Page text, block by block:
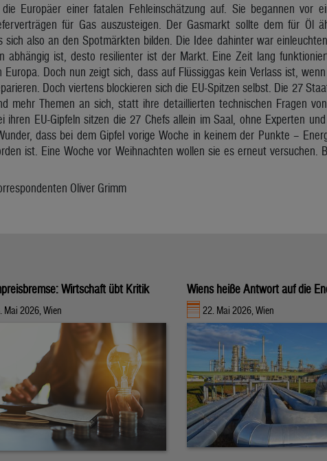
Europäer einer fatalen Fehleinschätzung auf. Sie begannen vor
für Gas auszusteigen. Der Gasmarkt sollte dem für Öl
sich also an den Spotmärkten bilden. Die Idee dahinter war
abhängig ist, desto resilienter ist der Markt. Eine Zeit lang
Europa. Doch nun zeigt sich, dass auf Flüssiggas kein Verlass ist,
Doch viertens blockieren sich die EU-Spitzen selbst. Die 27
mehr Themen an sich, statt ihre detaillierten technischen Fragen
ihren EU-Gipfeln sitzen die 27 Chefs allein im Saal, ohne Experten
dass bei dem Gipfel vorige Woche in keinem der Punkte –
ist. Eine Woche vor Weihnachten wollen sie es erneut versuchen.
Oliver Grimm
Wirtschaft übt Kritik
Mai 2026, Wien
Wiens heiße Antwort auf die
22. Mai 2026, Wien